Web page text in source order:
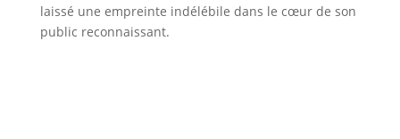
laissé une empreinte indélébile dans le cœur de son
public reconnaissant.